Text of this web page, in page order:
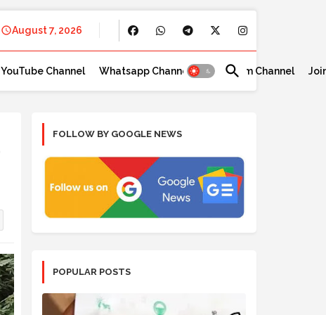
August 7, 2026
YouTube Channel Whatsapp Channel Telegram Channel
FOLLOW BY GOOGLE NEWS
POPULAR POSTS